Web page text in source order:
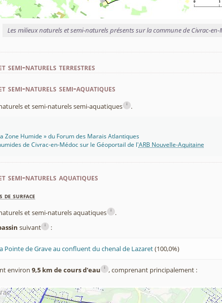
Les milieux naturels et semi-naturels présents sur la commune de Civrac-en-
semi-naturels terrestres
naturels semi-aquatiques
et semi-naturels semi-aquatiques i .
Zone Humide » du Forum des Marais Atlantiques
de Civrac-en-Médoc sur le Géoportail de l'ARB Nouvelle-Aquitaine
semi-naturels aquatiques
de surface
et semi-naturels aquatiques i
.
suivant i :
Pointe de Grave au confluent du chenal de Lazaret(100,0%)
environ 9,5 km de cours d'eau i , comprenant principalement :